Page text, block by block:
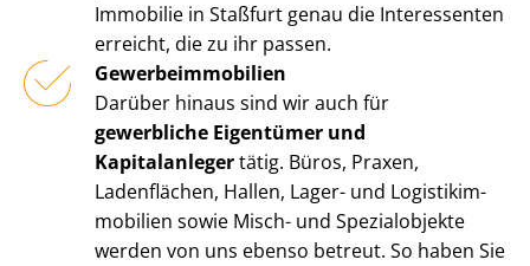
Immobilie in Staßfurt genau die Interessenten
erreicht, die zu ihr passen.
Ge­wer­be­im­mo­bi­li­en
Darüber hinaus sind wir auch für
gewerbliche Eigentümer und
Kapitalanlegertätig. Büros, Praxen,
Ladenflächen, Hallen, Lager- und Lo­gis­tik­im­
mo­bi­li­en sowie Misch- und Spezialobjekte
werden von uns ebenso betreut. So haben Sie